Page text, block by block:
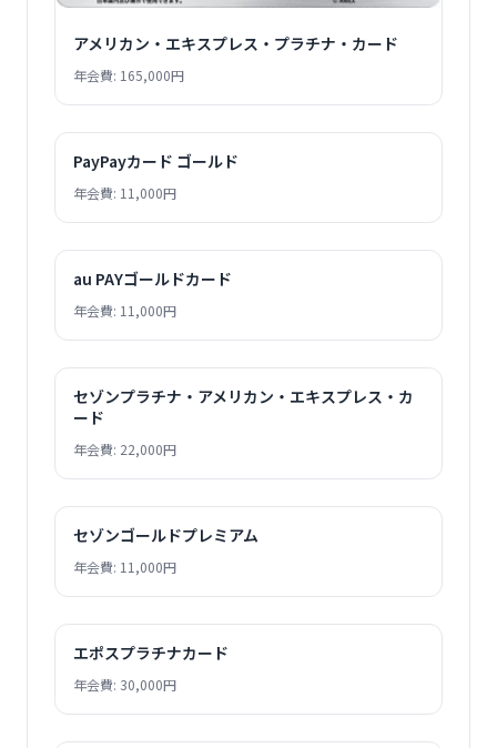
アメリカン・エキスプレス・プラチナ・カード
年会費: 165,000円
PayPayカード ゴールド
年会費: 11,000円
au PAYゴールドカード
年会費: 11,000円
セゾンプラチナ・アメリカン・エキスプレス・カ
ード
年会費: 22,000円
セゾンゴールドプレミアム
年会費: 11,000円
エポスプラチナカード
年会費: 30,000円